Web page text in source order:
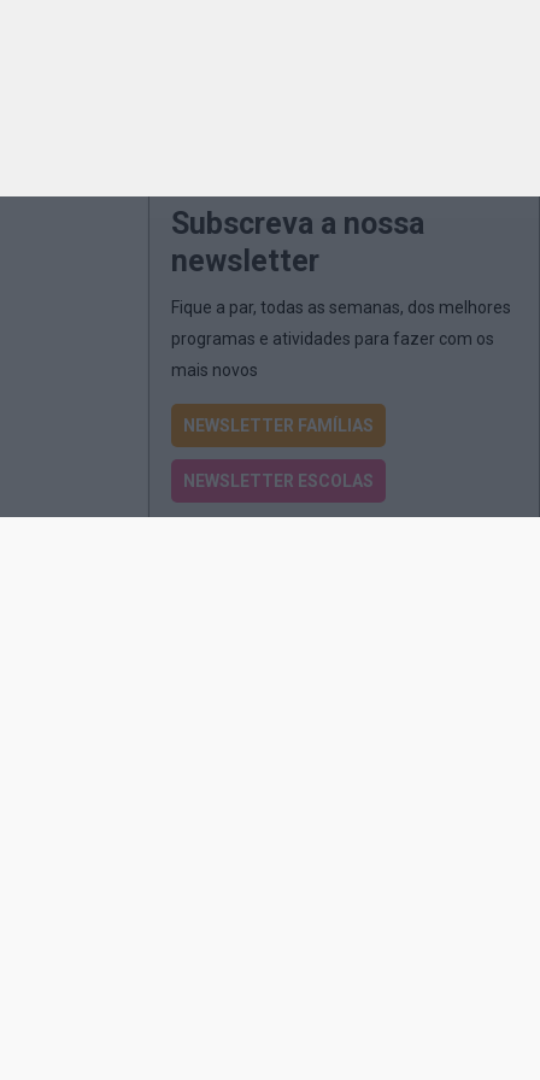
Subscreva a nossa
newsletter
Fique a par, todas as semanas, dos melhores
programas e atividades para fazer com os
mais novos
NEWSLETTER FAMÍLIAS
NEWSLETTER ESCOLAS